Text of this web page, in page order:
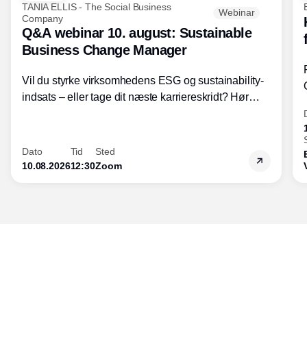
TANIA ELLIS - The Social Business
Company
Webinar
Q&A webinar 10. august: Sustainable
Business Change Manager
Vil du styrke virksomhedens ESG og sustainability-
indsats – eller tage dit næste karriereskridt? Hør
inden for bæredygtig forretningsudvikling - så du
skaber værdi for både samfund og bundlinje.
Dato
10.08.2026
Tid
12:30
Sted
Zoom